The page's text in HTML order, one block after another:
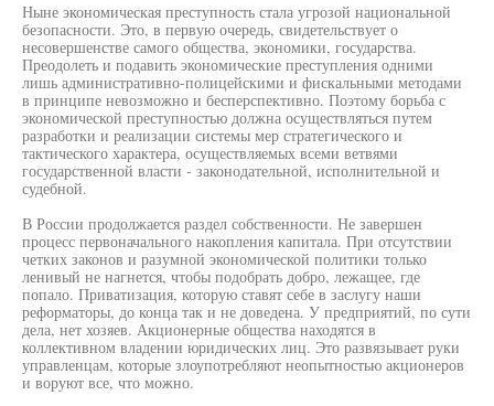
Ныне экономическая преступность стала угрозой национальной
безопасности. Это, в первую очередь, свидетельствует о
несовершенстве самого общества, экономики, государства.
Преодолеть и подавить экономические преступления одними
лишь административно-полицейскими и фискальными методами
в принципе невозможно и бесперспективно. Поэтому борьба с
экономической преступностью должна осуществляться путем
разработки и реализации системы мер стратегического и
тактического характера, осуществляемых всеми ветвями
государственной власти - законодательной, исполнительной и
судебной.
В России продолжается раздел собственности. Не завершен
процесс первоначального накопления капитала. При отсутствии
четких законов и разумной экономической политики только
ленивый не нагнется, чтобы подобрать добро, лежащее, где
попало. Приватизация, которую ставят себе в заслугу наши
реформаторы, до конца так и не доведена. У предприятий, по сути
дела, нет хозяев. Акционерные общества находятся в
коллективном владении юридических лиц. Это развязывает руки
управленцам, которые злоупотребляют неопытностью акционеров
и воруют все, что можно.